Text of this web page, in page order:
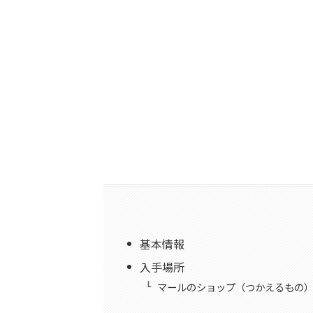
基本情報
入手場所
マールのショップ（つかえるもの